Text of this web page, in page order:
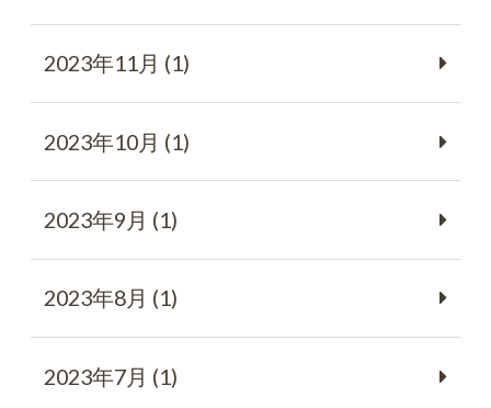
2023年11月 (1)
2023年10月 (1)
2023年9月 (1)
2023年8月 (1)
2023年7月 (1)